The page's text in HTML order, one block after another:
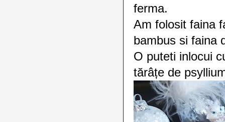
ferma.
Am folosit faina
bambus si faina
O puteti inlocui
tărâțe de